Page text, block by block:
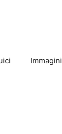
Immagini